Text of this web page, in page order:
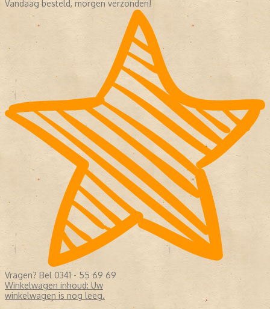
Vandaag besteld, morgen verzonden!
Vragen? Bel 0341 - 55 69 69
Winkelwagen inhoud: Uw
winkelwagen is nog leeg.